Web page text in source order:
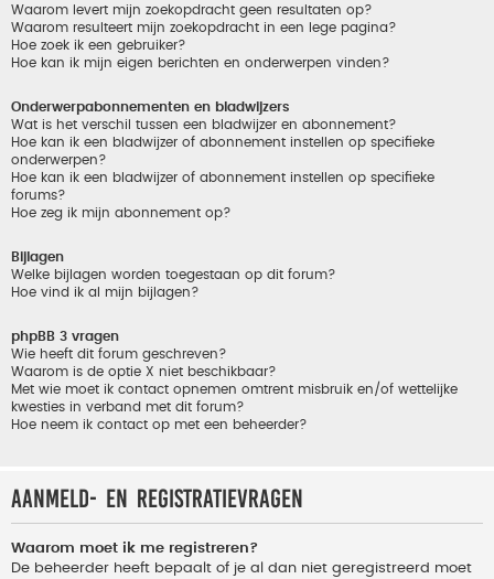
Waarom levert mijn zoekopdracht geen resultaten op?
Waarom resulteert mijn zoekopdracht in een lege pagina?
Hoe zoek ik een gebruiker?
Hoe kan ik mijn eigen berichten en onderwerpen vinden?
Onderwerpabonnementen en bladwijzers
Wat is het verschil tussen een bladwijzer en abonnement?
Hoe kan ik een bladwijzer of abonnement instellen op specifieke
onderwerpen?
Hoe kan ik een bladwijzer of abonnement instellen op specifieke
forums?
Hoe zeg ik mijn abonnement op?
Bijlagen
Welke bijlagen worden toegestaan op dit forum?
Hoe vind ik al mijn bijlagen?
phpBB 3 vragen
Wie heeft dit forum geschreven?
Waarom is de optie X niet beschikbaar?
Met wie moet ik contact opnemen omtrent misbruik en/of wettelijke
kwesties in verband met dit forum?
Hoe neem ik contact op met een beheerder?
Aanmeld- en registratievragen
Waarom moet ik me registreren?
De beheerder heeft bepaalt of je al dan niet geregistreerd moet